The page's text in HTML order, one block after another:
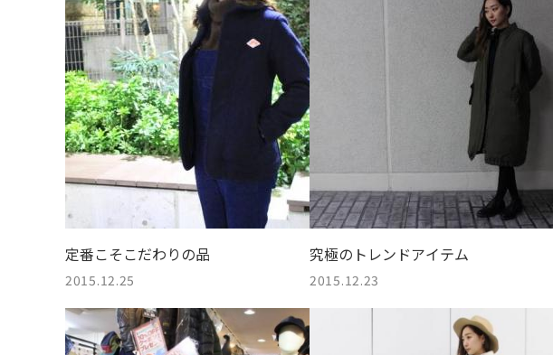
定番こそこだわりの品
2015.12.25
究極のトレンドアイテム
2015.12.23